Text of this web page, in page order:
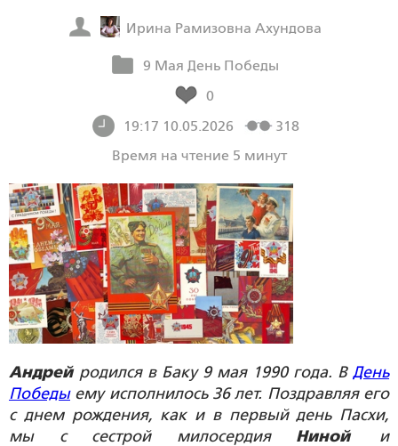
Ирина Рамизовна Ахундова
9 Мая День Победы
0
19:17 10.05.2026
318
Время на чтение 5 минут
Андрей родился в Баку 9 мая 1990 года. В День
Победыему исполнилось 36 лет. Поздравляя его
с днем рождения, как и в первый день Пасхи,
мы с сестрой милосердия Ниной и